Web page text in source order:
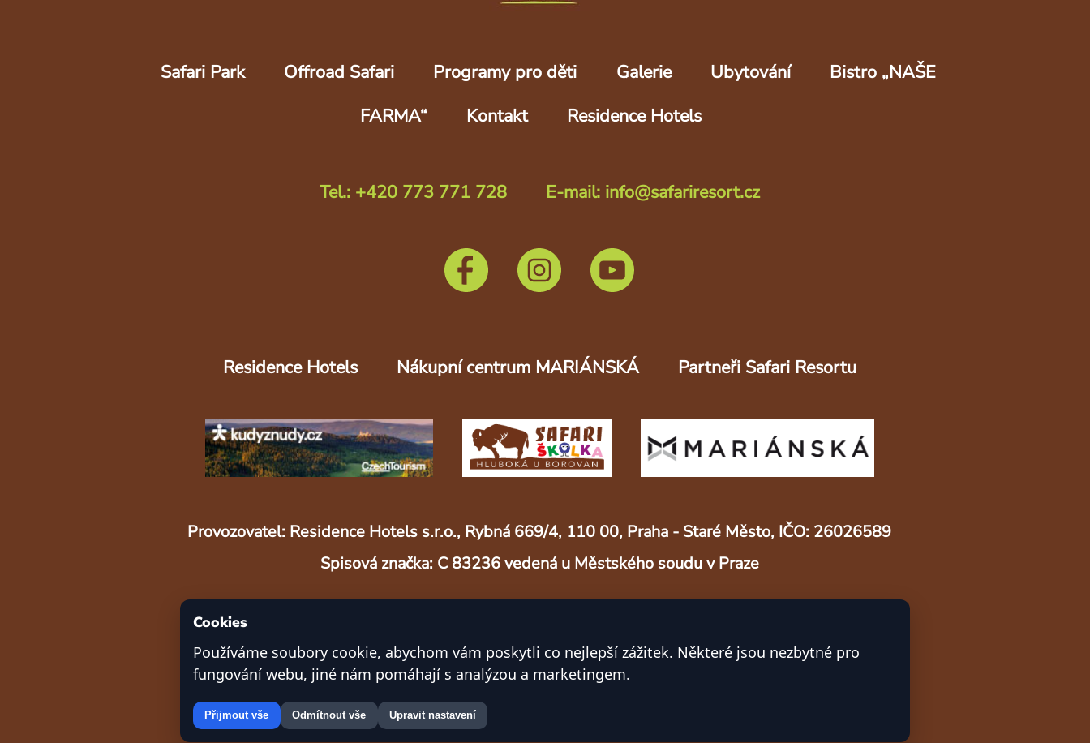
Safari Park Offroad Safari Programy pro děti Galerie Ubytování
Bistro „NAŠE
FARMA“
Kontakt Residence Hotels
Tel.: +420 773 771 728 E-mail: info@safariresort.cz
Residence Hotels Nákupní centrum MARIÁNSKÁ Partneři Safari Resortu
Provozovatel: Residence Hotels s.r.o., Rybná 669/4, 110 00, Praha - Staré Město, IČO: 26026589
Spisová značka: C 83236 vedená u Městského soudu v Praze
Vytvořeno s ❤ v Českých Budějovicích
Cookies
Používáme soubory cookie, abychom vám poskytli co nejlepší zážitek. Některé jsou nezbytné pro
fungování webu, jiné nám pomáhají s analýzou a marketingem.
Přijmout vše Odmítnout vše Upravit nastavení